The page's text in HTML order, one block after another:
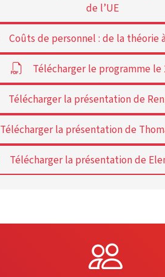
de l’UE
Coûts de personnel : de la théorie
Télécharger le programme le
Télécharger la présentation de
Télécharger la présentation de
Télécharger la présentation de